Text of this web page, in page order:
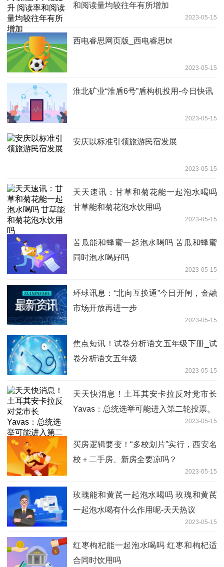
和阅读量均较往年有所增加
2023-05-15
西电睿思网页版_西电睿思bt
2023-05-15
淮北矿业“淮盾6号”盾构机投用-今日快讯
2023-05-15
安庆以标准引领旅游民宿发展
2023-05-15
天天速讯：甘草和菊花能一起泡水喝吗
甘草能和菊花泡水饮用吗
2023-05-15
苦瓜能和蜂蜜一起泡水喝吗 苦瓜和蜂蜜
同时泡水喝好吗
2023-05-15
环球讯息：“北向互换通”今日开闸，金融
市场开放再进一步
2023-05-15
焦点短讯！试卷分析语文五年级下册_试
卷分析语文五年级
2023-05-15
天天快消息！土耳其安卡拉反对党市长
Yavas：总统选举可能进入第二轮投票。
2023-05-15
买房逻辑要变！“多校划片”实行，西安名
校＋二手房、新房全要凉吗？
2023-05-15
玫瑰能和黄芪一起泡水喝吗 玫瑰和黄芪
一起泡水喝有什么作用呢-天天热议
2023-05-15
红枣枸杞能一起泡水喝吗 红枣和枸杞适
合同时饮用吗